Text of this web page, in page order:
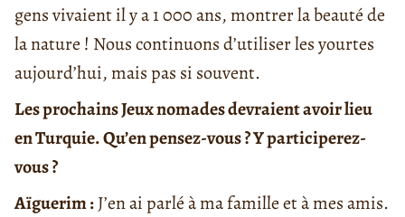
gens vivaient il y a 1 000 ans, montrer la beauté de
la nature ! Nous continuons d’utiliser les yourtes
aujourd’hui, mais pas si souvent.
Les prochains Jeux nomades devraient avoir lieu
en Turquie. Qu’en pensez-vous ? Y participerez-
vous ?
Aïguerim :J’en ai parlé à ma famille et à mes amis.